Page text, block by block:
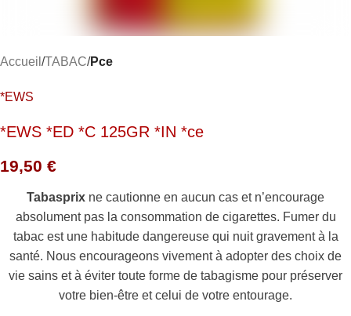
Accueil TABAC Pce
*EWS
*EWS *ED *C 125GR *IN *ce
19,50 €
Tabasprix ne cautionne en aucun cas et n’encourage
absolument pas la consommation de cigarettes. Fumer du
tabac est une habitude dangereuse qui nuit gravement à la
santé. Nous encourageons vivement à adopter des choix de
vie sains et à éviter toute forme de tabagisme pour préserver
votre bien-être et celui de votre entourage.